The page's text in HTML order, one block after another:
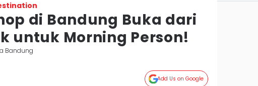
di Bandung Buka dari
untuk Morning Person!
Bandung
Add Us on Google